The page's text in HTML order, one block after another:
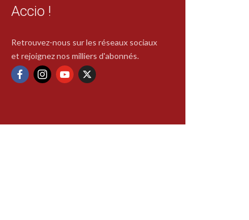
Accio !
Retrouvez-nous sur les réseaux sociaux
et rejoignez nos milliers d'abonnés.